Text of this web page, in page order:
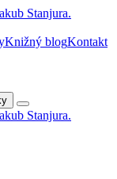
Knižný blogKontakt